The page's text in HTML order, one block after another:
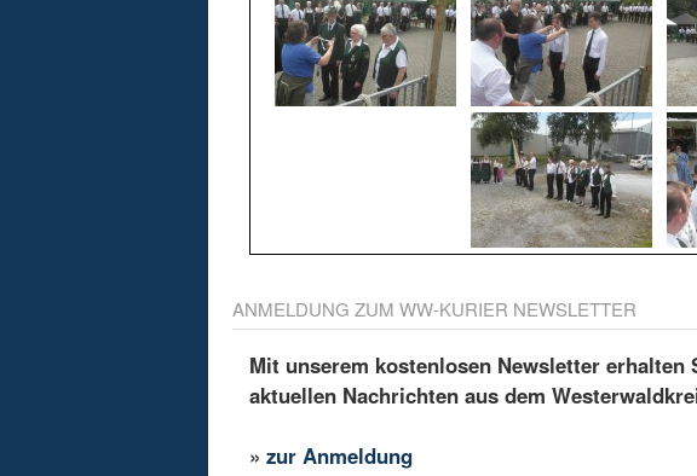
ANMELDUNG ZUM WW-KURIER NEWSLETTER
Mit unserem kostenlosen Newsletter
aktuellen Nachrichten aus dem
»zur Anmeldung